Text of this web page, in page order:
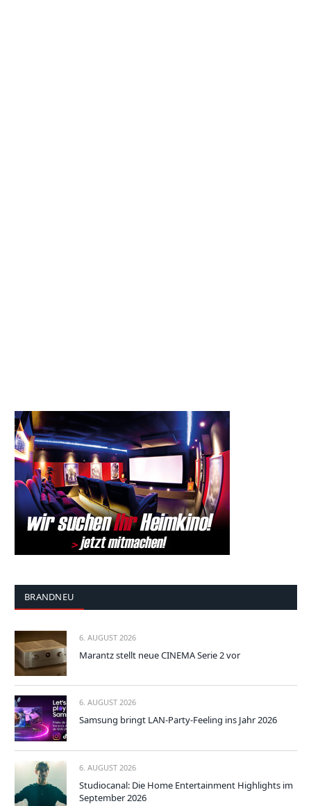
BRANDNEU
6. AUGUST 2026
Marantz stellt neue CINEMA Serie 2 vor
6. AUGUST 2026
Samsung bringt LAN-Party-Feeling ins Jahr 2026
6. AUGUST 2026
Studiocanal: Die Home Entertainment Highlights im
September 2026